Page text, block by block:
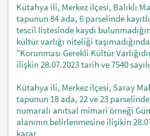
Kütahya ili, Merkez ilçesi, Balıklı
tapunun 84 ada, 6 parselinde
tescil listesinde kaydı
kültür varlığı niteliği
“Korunması Gerekli Kültür
ilişkin 28.07.2023 tarih ve 7540
Kütahya ili, Merkez ilçesi, Saray
tapunun 18 ada, 22 ve 23
numaralı anıtsal mimari örneği
alanının belirlenmesine ilişikin
karar